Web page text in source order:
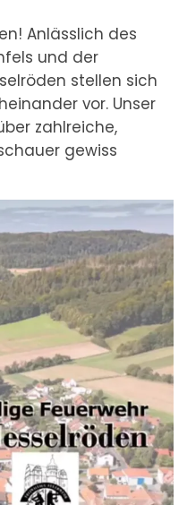
Anlässlich des
und der
stellen sich
vor. Unser
zahlreiche,
gewiss